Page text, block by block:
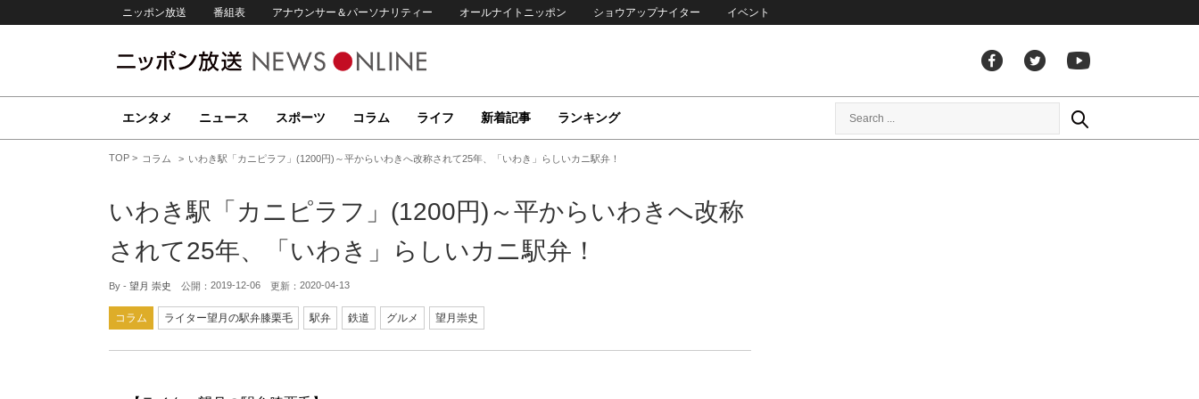
ニッポン放送 番組表 アナウンサー＆パーソナリティー オールナイトニッポン ショウアップナイター イベント
エンタメ ニュース スポーツ コラム ライフ 新着記事 ランキング
TOP コラム いわき駅「カニピラフ」(1200円)～平からいわきへ改称されて25年、「いわき」らしいカニ駅弁！
いわき駅「カニピラフ」(1200円)～平からいわきへ改称
されて25年、「いわき」らしいカニ駅弁！
By - 望月 崇史 公開： 2019-12-06 更新： 2020-04-13
コラム ライター望月の駅弁膝栗毛 駅弁 鉄道 グルメ 望月崇史